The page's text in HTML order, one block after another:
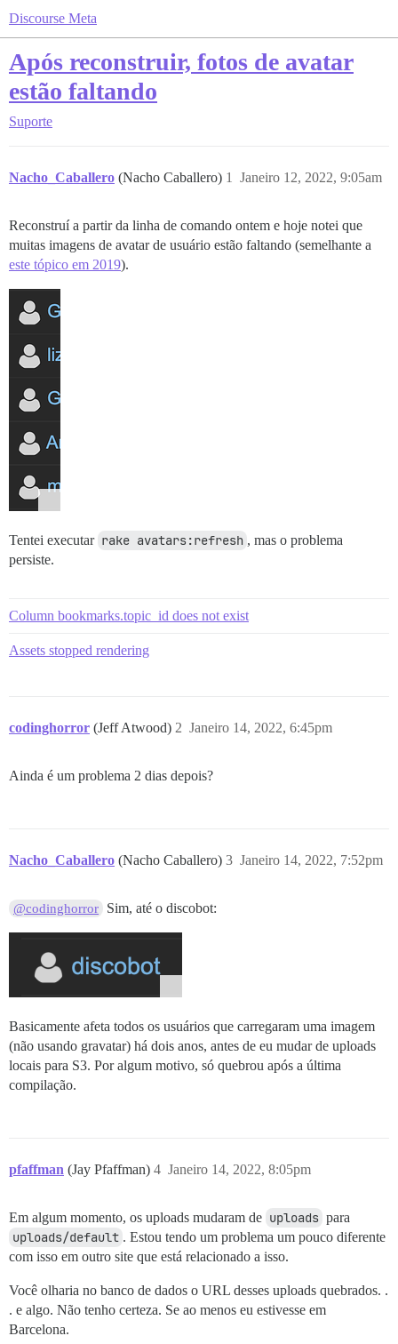
Discourse Meta
Após reconstruir, fotos de avatar
estão faltando
Suporte
Nacho_Caballero (Nacho Caballero) Janeiro 12, 2022, 9:05am
1
Reconstruí a partir da linha de comando ontem e hoje notei que
muitas imagens de avatar de usuário estão faltando (semelhante a
este tópico em 2019).
Tentei executar rake avatars:refresh , mas o problema
persiste.
Column bookmarks.topic_id does not exist
Assets stopped rendering
codinghorror (Jeff Atwood) Janeiro 14, 2022, 6:45pm
2
Ainda é um problema 2 dias depois?
Nacho_Caballero (Nacho Caballero) Janeiro 14, 2022, 7:52pm
3
@codinghorror Sim, até o discobot:
Basicamente afeta todos os usuários que carregaram uma imagem
(não usando gravatar) há dois anos, antes de eu mudar de uploads
locais para S3. Por algum motivo, só quebrou após a última
compilação.
pfaffman (Jay Pfaffman) Janeiro 14, 2022, 8:05pm
4
Em algum momento, os uploads mudaram de uploads para
uploads/default . Estou tendo um problema um pouco diferente
com isso em outro site que está relacionado a isso.
Você olharia no banco de dados o URL desses uploads quebrados. .
. e algo. Não tenho certeza. Se ao menos eu estivesse em
Barcelona.